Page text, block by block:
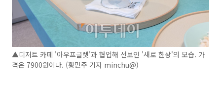
▲디저트 카페 '아우프글렛'과 협업해 선보인 '새로 한상'의 모습. 가
격은 7900원이다. (황민주 기자 minchu@)